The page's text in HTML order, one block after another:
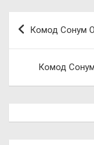
Навигация
по
Комод Сонум
Комод